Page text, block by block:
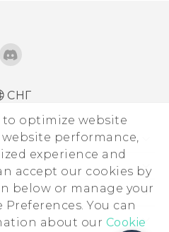
to optimize website
performance,
experience and
accept our cookies by
below or manage your
You can
about our Cookie
СНГ